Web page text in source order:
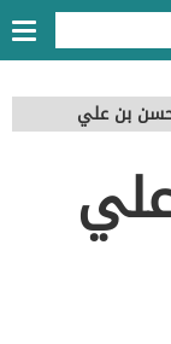
بن علي